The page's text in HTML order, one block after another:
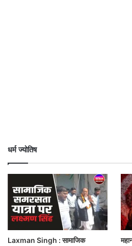
धर्म ज्योतिष
Laxman Singh : सामाजिक